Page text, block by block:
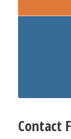
Contact